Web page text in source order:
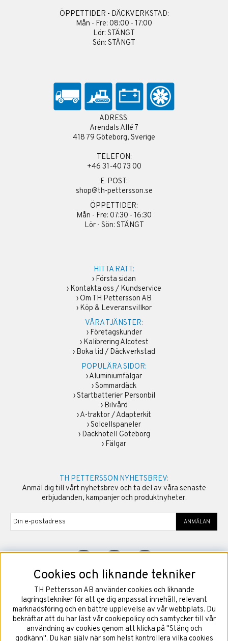
ÖPPETTIDER - DÄCKVERKSTAD:
Mån - Fre: 08:00 - 17:00
Lör: STÄNGT
Sön: STÄNGT
ADRESS:
Arendals Allé 7
418 79 Göteborg, Sverige
TELEFON:
+46 31-40 73 00
E-POST:
shop@th-pettersson.se
ÖPPETTIDER:
Mån - Fre: 07:30 - 16:30
Lör - Sön: STÄNGT
HITTA RÄTT:
› Första sidan
› Kontakta oss / Kundservice
› Om TH Pettersson AB
› Köp & Leveransvillkor
VÅRA TJÄNSTER:
› Företagskunder
› Kalibrering Alcotest
› Boka tid / Däckverkstad
POPULÄRA SIDOR:
›Aluminiumfälgar
›Sommardäck
›Startbatterier Personbil
› Bilvård
›A-traktor / Adapterkit
›Solcellspaneler
› Däckhotell Göteborg
› Fälgar
TH PETTERSSON NYHETSBREV:
Anmäl dig till vårt nyhetsbrev och ta del av våra senaste
erbjudanden, kampanjer och produktnyheter.
ANMÄLAN
©2026Copyright TH Pettersson AB
Cookies och liknande tekniker
TH Pettersson AB använder cookies och liknande
lagringstekniker för att ge dig anpassat innehåll, relevant
marknadsföring och en bättre upplevelse av vår webbplats. Du
bekräftar att du har läst vår cookiepolicy och samtycker till vår
användning av cookies genom att klicka på "Stäng och
godkänn". Du kan själv när som helst kontrollera vilka cookies